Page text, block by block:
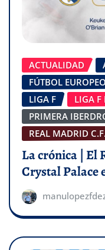
ACTUALIDAD
FÚTBOL EUROPEO
LIGA F
LIGA F
PRIMERA
REAL MADRID C.F.
La crónica | El
Crystal Palace